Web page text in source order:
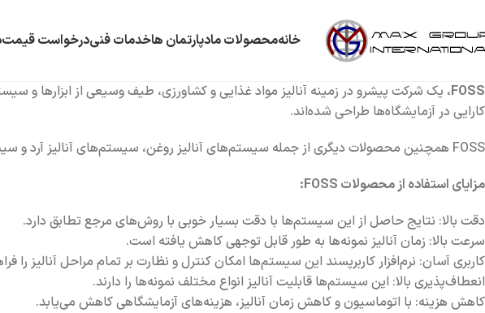
خانهمحصولات مادپارتمان هاخدمات فنیدرخواست قیمت
FOSS، یک شرکت پیشرو در زمینه آنالیز مواد غذایی و کشاورزی، طیف وسیعی از ابزارها و
کارایی در آزمایشگاه‌ها طراحی شده‌اند.
FOSS همچنین محصولات دیگری از جمله سیستم‌های آنالیز روغن، سیستم‌های آنالیز آرد و سیستم‌های آنالیز مواد غذایی بسته‌بندی شده را ارائه می‌دهد.
مزایای استفاده از محصولات FOSS:
دقت بالا: نتایج حاصل از این سیستم‌ها با دقت بسیار خوبی با روش‌های مرجع تطابق دارد.
سرعت بالا: زمان آنالیز نمونه‌ها به طور قابل توجهی کاهش یافته است.
کاربری آسان: نرم‌افزار کاربرپسند این سیستم‌ها امکان کنترل و نظارت بر تمام مراحل آنالیز را
انعطاف‌پذیری بالا: این سیستم‌ها قابلیت آنالیز انواع مختلف نمونه‌ها را دارند.
کاهش هزینه: با اتوماسیون و کاهش زمان آنالیز، هزینه‌های آزمایشگاهی کاهش می‌یابد.